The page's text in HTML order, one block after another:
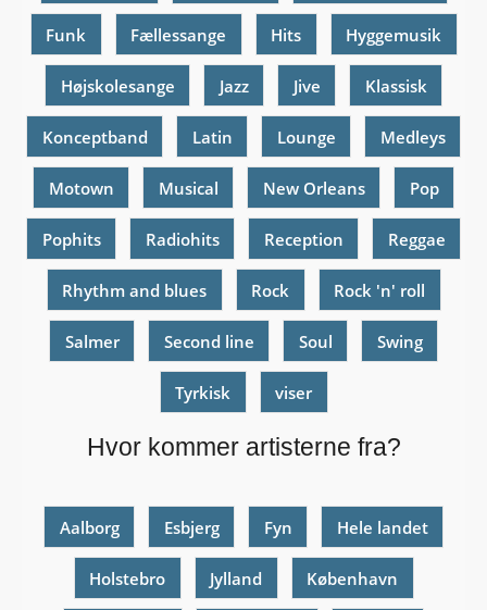
Funk Fællessange Hits Hyggemusik
Højskolesange Jazz Jive Klassisk
Konceptband Latin Lounge Medleys
Motown Musical New Orleans Pop
Pophits Radiohits Reception Reggae
Rhythm and blues Rock Rock 'n' roll
Salmer Second line Soul Swing
Tyrkisk viser
Hvor kommer artisterne fra?
Aalborg Esbjerg Fyn Hele landet
Holstebro Jylland København